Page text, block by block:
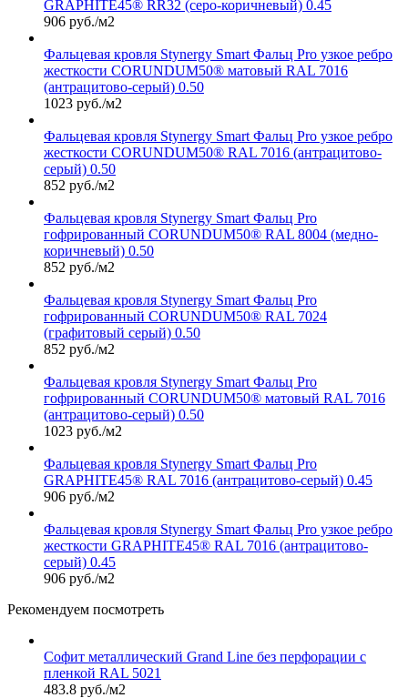
GRAPHITE45® RR32 (серо-коричневый) 0.45
906 руб./м2
Фальцевая кровля Stynergy Smart Фальц Pro узкое ребро
жесткости CORUNDUM50® матовый RAL 7016
(антрацитово-серый) 0.50
1023 руб./м2
Фальцевая кровля Stynergy Smart Фальц Pro узкое ребро
жесткости CORUNDUM50® RAL 7016 (антрацитово-
серый) 0.50
852 руб./м2
Фальцевая кровля Stynergy Smart Фальц Pro
гофрированный CORUNDUM50® RAL 8004 (медно-
коричневый) 0.50
852 руб./м2
Фальцевая кровля Stynergy Smart Фальц Pro
гофрированный CORUNDUM50® RAL 7024
(графитовый серый) 0.50
852 руб./м2
Фальцевая кровля Stynergy Smart Фальц Pro
гофрированный CORUNDUM50® матовый RAL 7016
(антрацитово-серый) 0.50
1023 руб./м2
Фальцевая кровля Stynergy Smart Фальц Pro
GRAPHITE45® RAL 7016 (антрацитово-серый) 0.45
906 руб./м2
Фальцевая кровля Stynergy Smart Фальц Pro узкое ребро
жесткости GRAPHITE45® RAL 7016 (антрацитово-
серый) 0.45
906 руб./м2
Рекомендуем посмотреть
Софит металлический Grand Line без перфорации с
пленкой RAL 5021
483.8 руб./м2